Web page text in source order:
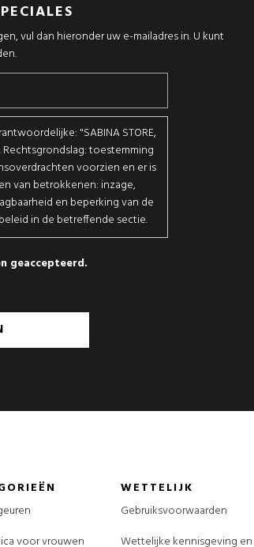
vul dan hieronder uw e-mailadres in. U kunt
"SABINA STORE,
toestemming
voorzien en er is
van betrokkenen: inzage,
en beperking van de
in de betreffende sectie.
geaccepteerd.
voor vrouwen
WETTELIJK
Gebruiksvoorwaarden
Wettelijke kennisgeving en